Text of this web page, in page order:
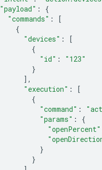
"payload" :
{
"commands" :
[
{
"devices" :
[
{
"id" :
"123"
}
],
"execution" :
[
{
"command" :
"params" :
{
"openPercent"
}
}